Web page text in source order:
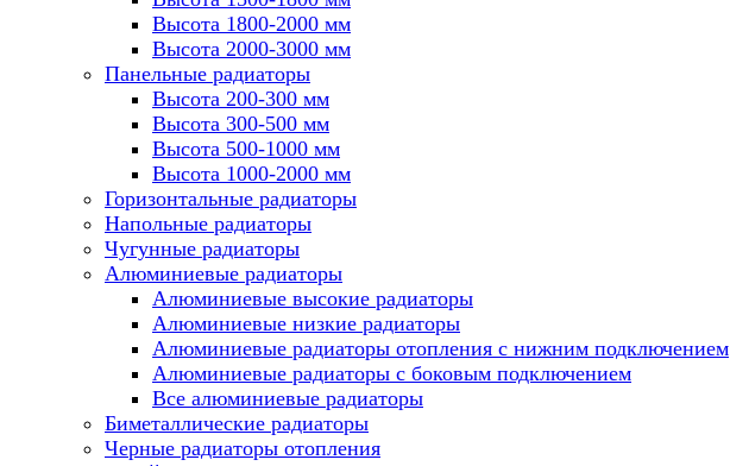
Высота 1800-2000 мм
Высота 2000-3000 мм
Панельные радиаторы
Высота 200-300 мм
Высота 300-500 мм
Высота 500-1000 мм
Высота 1000-2000 мм
Горизонтальные радиаторы
Напольные радиаторы
Чугунные радиаторы
Алюминиевые радиаторы
Алюминиевые высокие радиаторы
Алюминиевые низкие радиаторы
Алюминиевые радиаторы отопления с нижним подключением
Алюминиевые радиаторы с боковым подключением
Все алюминиевые радиаторы
Биметаллические радиаторы
Черные радиаторы отопления